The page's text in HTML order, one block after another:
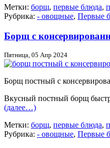
Метки: борщ, первые блюда,
Рубрика: - овощные, Первые
Борщ с
Пятница, 05 Апр 2024
Борщ постный с
Вкусный постный борщ
(далее…)
Метки: борщ, первые блюда,
Рубрика: - овощные, Первые